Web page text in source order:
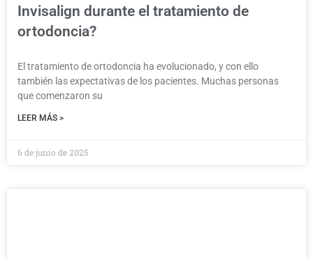
Invisalign durante el tratamiento de
ortodoncia?
El tratamiento de ortodoncia ha evolucionado, y con ello
también las expectativas de los pacientes. Muchas personas
que comenzaron su
LEER MÁS >
6 de junio de 2025